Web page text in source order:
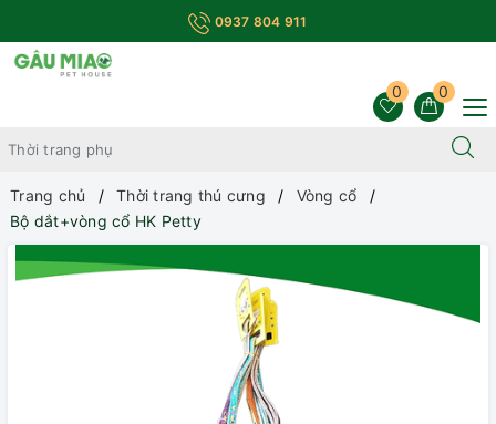
0937 804 911
0
0
Trang chủ Thời trang thú cưng
Vòng cổ
Bộ dắt+vòng cổ HK Petty